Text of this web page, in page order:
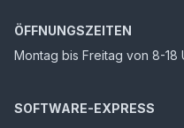
ÖFFNUNGSZEITEN
Montag bis Freitag von 8-18
SOFTWARE-EXPRESS